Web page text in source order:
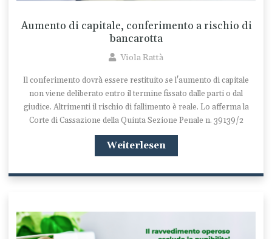
Aumento di capitale, conferimento a rischio di
bancarotta
Viola Rattà
Il conferimento dovrà essere restituito se l'aumento di capitale
non viene deliberato entro il termine fissato dalle parti o dal
giudice. Altrimenti il rischio di fallimento è reale. Lo afferma la
Corte di Cassazione della Quinta Sezione Penale n. 39139/2
Weiterlesen